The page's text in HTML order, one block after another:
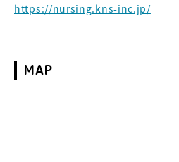
https://nursing.kns-inc.jp/
MAP